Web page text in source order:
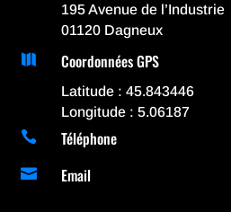
195 Avenue de l’Industrie
01120 Dagneux
 Coordonnées GPS
Latitude : 45.843446
Longitude : 5.06187
 Téléphone
 Email